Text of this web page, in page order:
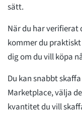
sätt.
När du har
kommer du
dig om du vill köpa
Du kan snabbt
Marketplace, välja
kvantitet du vill